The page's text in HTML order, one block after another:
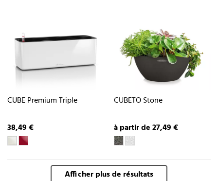
CUBE Premium Triple
38,49 €
CUBETO Stone
à partir de 27,49 €
Afficher plus de résultats